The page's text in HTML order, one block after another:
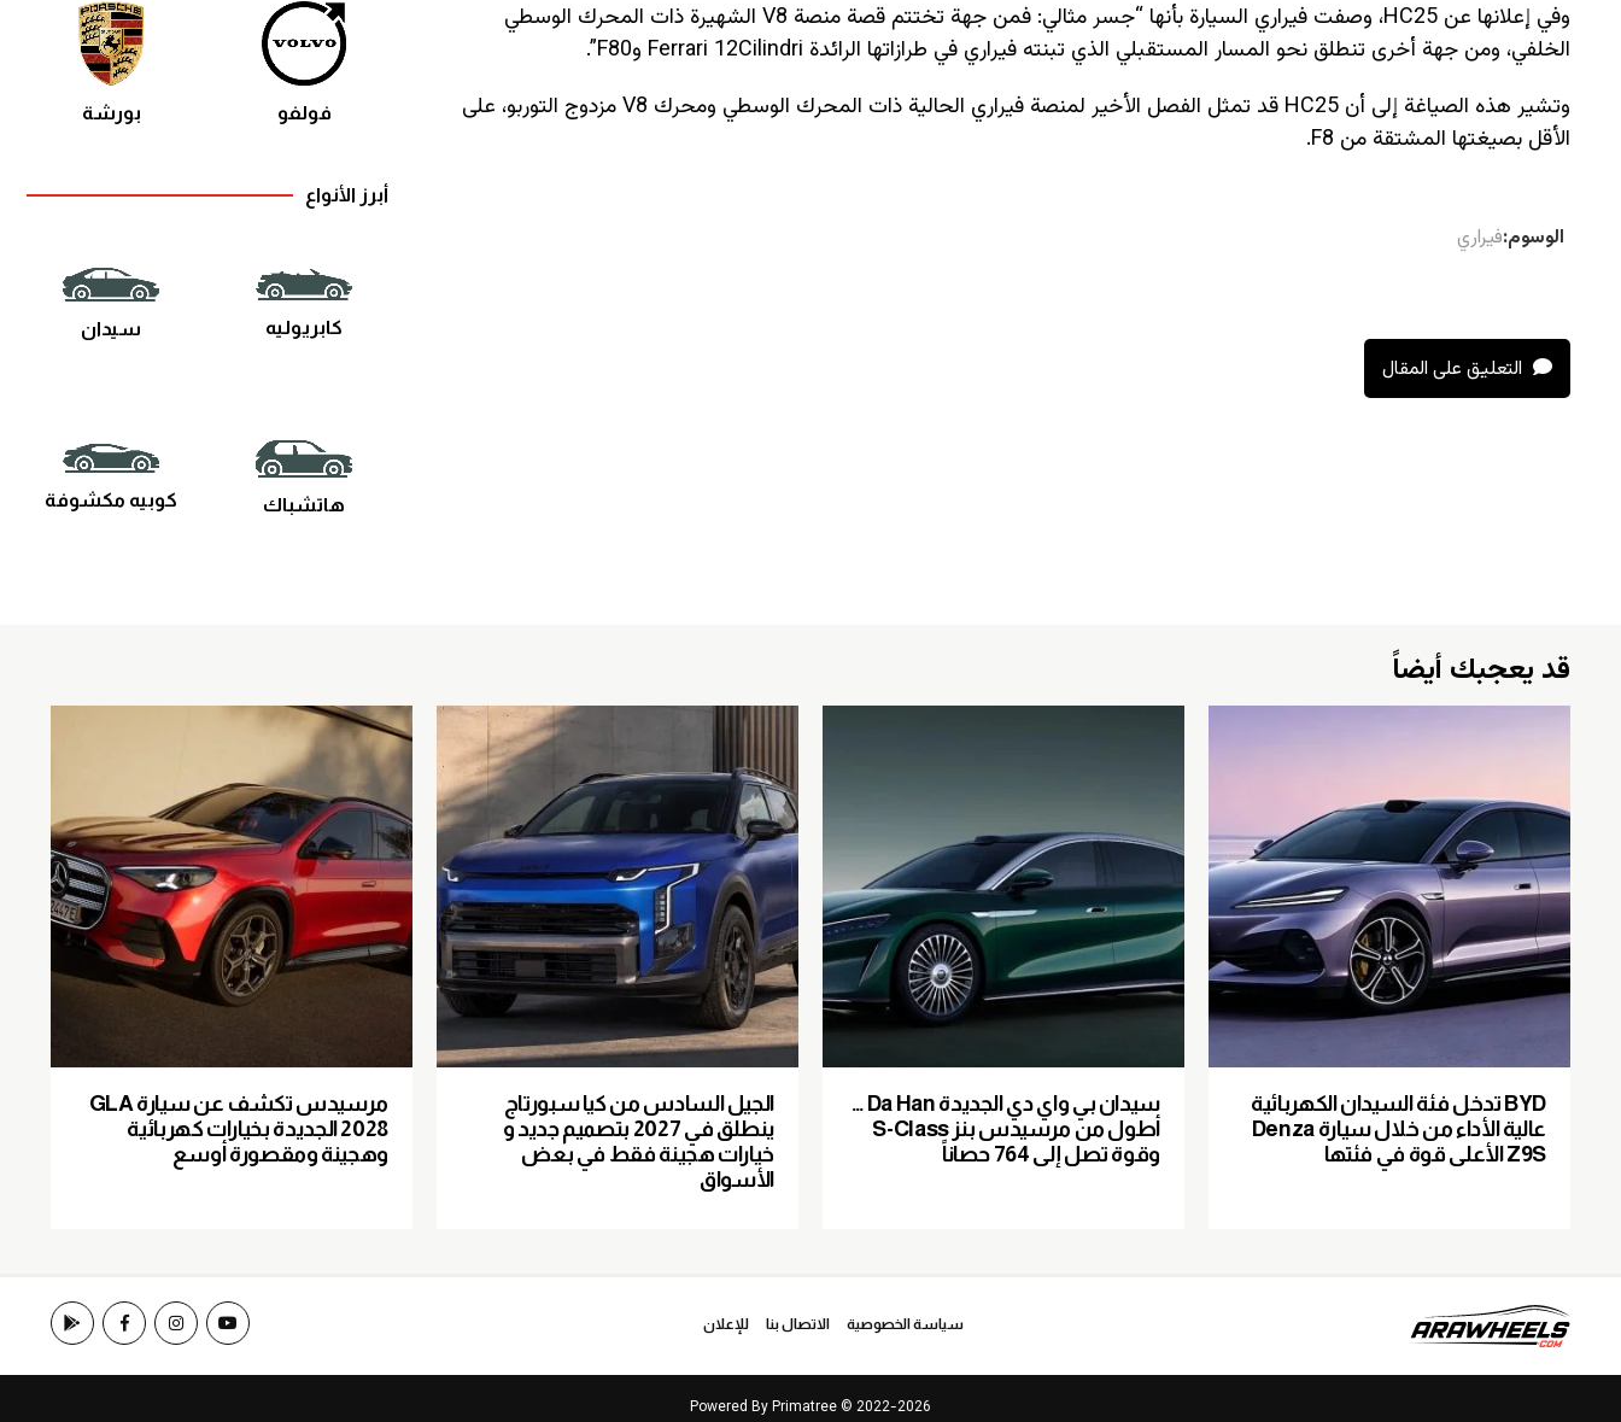
وفي إعلانها عن HC25، وصفت فيراري السيارة بأنها “جسر مثالي: فمن جهة تختتم قصة منصة V8 الشهيرة ذات المحرك الوسطي
الخلفي، ومن جهة أخرى تنطلق نحو المسار المستقبلي الذي تبنته فيراري في طرازاتها الرائدة Ferrari 12Cilindri وF80”.
وتشير هذه الصياغة إلى أن HC25 قد تمثل الفصل الأخير لمنصة فيراري الحالية ذات المحرك الوسطي ومحرك V8 مزدوج التوربو، على
الأقل بصيغتها المشتقة من F8.
الوسوم:فيراري
التعليق على المقال
فولفو بورشة
أبرز الأنواع
كابريوليه سيدان
هاتشباك كوبيه مكشوفة
قد يعجبك أيضاً
BYD تدخل فئة السيدان الكهربائية
عالية الأداء من خلال سيارة Denza
Z9S الأعلى قوة في فئتها
سيدان بي واي دي الجديدة Da Han …
أطول من مرسيدس بنز S-Class
وقوة تصل إلى 764 حصاناً
الجيل السادس من كيا سبورتاج
ينطلق في 2027 بتصميم جديد و
خيارات هجينة فقط في بعض
الأسواق
مرسيدس تكشف عن سيارة GLA
2028 الجديدة بخيارات كهربائية
وهجينة ومقصورة أوسع
سياسة الخصوصية الاتصال بنا للإعلان
Powered ByPrimatree © 2022-2026